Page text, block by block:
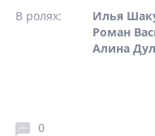
В ролях:
Илья
Роман
Алина
0